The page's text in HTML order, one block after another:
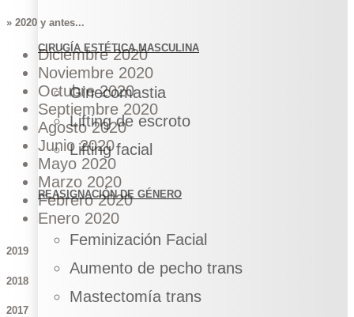
CIRUGÍA ESTÉTICA MASCULINA
Ginecomastia
Lifting de escroto
Lifting facial
REASIGNACIÓN DE GÉNERO
Feminización Facial
Aumento de pecho trans
Mastectomía trans
» 2020 y antes...
Diciembre 2020
Noviembre 2020
Octubre 2020
Septiembre 2020
Agosto 2020
Junio 2020
Mayo 2020
Marzo 2020
Febrero 2020
Enero 2020
2019
2018
2017